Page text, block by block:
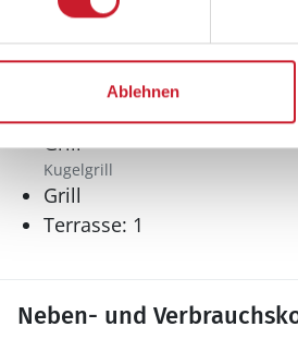
Ablehnen
Grill
Kugelgrill
Grill
Terrasse: 1
Neben- und